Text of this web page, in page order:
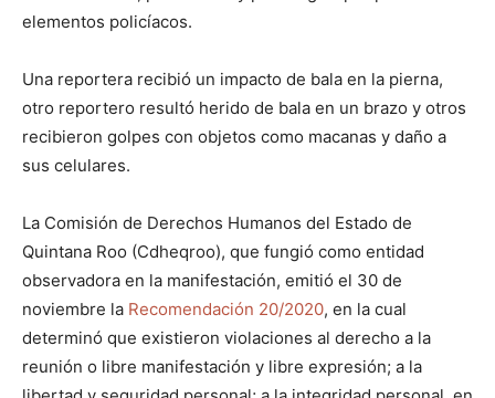
elementos policíacos.
Una reportera recibió un impacto de bala en la pierna,
otro reportero resultó herido de bala en un brazo y otros
recibieron golpes con objetos como macanas y daño a
sus celulares.
La Comisión de Derechos Humanos del Estado de
Quintana Roo (Cdheqroo), que fungió como entidad
observadora en la manifestación, emitió el 30 de
noviembre la Recomendación 20/2020, en la cual
determinó que existieron violaciones al derecho a la
reunión o libre manifestación y libre expresión; a la